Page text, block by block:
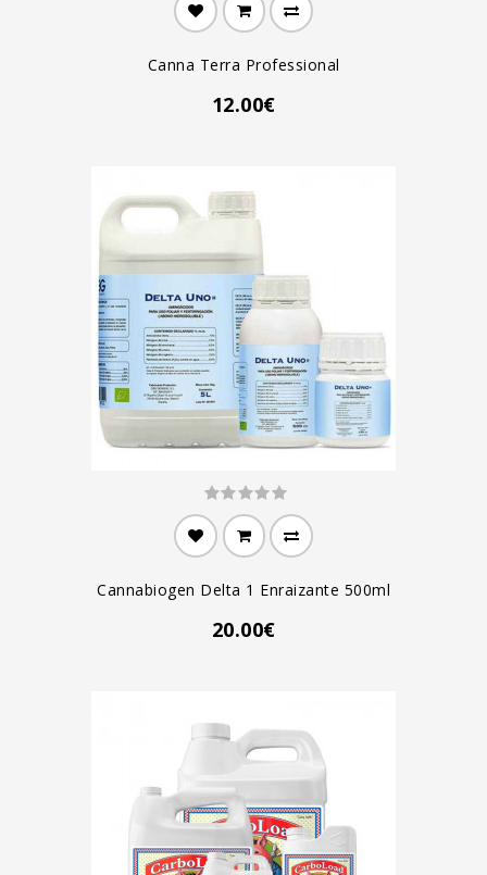
Canna Terra Professional
12.00€
Cannabiogen Delta 1 Enraizante 500ml
20.00€